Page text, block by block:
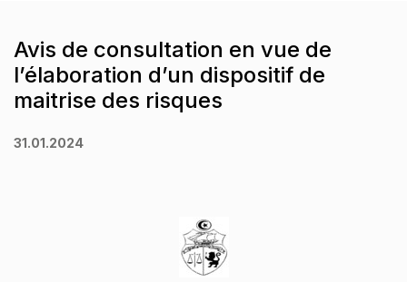
Avis de consultation en vue de
l’élaboration d’un dispositif de
maitrise des risques
31.01.2024